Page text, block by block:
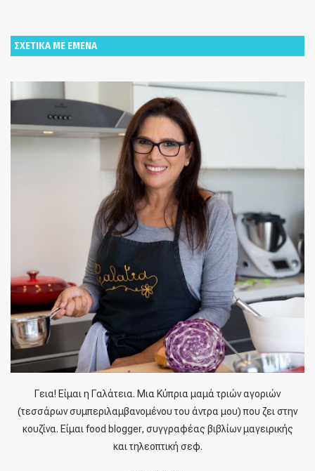
ΣΧΕΤΙΚΑ ΜΕ ΕΜΕΝΑ
Γεια! Είμαι η Γαλάτεια. Μια Κύπρια μαμά τριών αγοριών
(τεσσάρων συμπεριλαμβανομένου του άντρα μου) που ζει στην
κουζίνα. Είμαι food blogger, συγγραφέας βιβλίων μαγειρικής
και τηλεοπτική σεφ.